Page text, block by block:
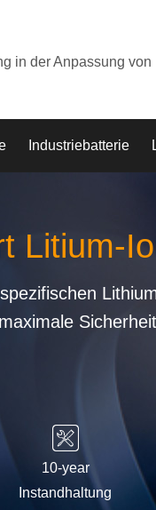
in der Anpassung
Industriebatterie
Litium-
Sicherheit
10-year
Instandhaltung